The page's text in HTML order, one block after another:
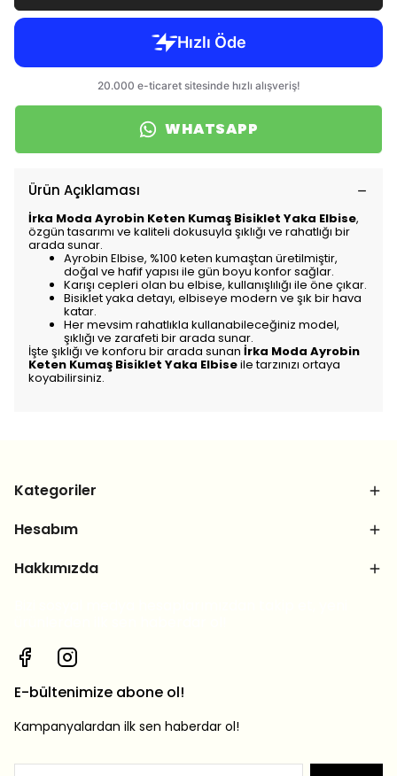
WHATSAPP
Ürün Açıklaması
İrka Moda Ayrobin Keten Kumaş Bisiklet Yaka Elbise,
özgün tasarımı ve kaliteli dokusuyla şıklığı ve rahatlığı bir
arada sunar.
Ayrobin Elbise, %100 keten kumaştan üretilmiştir,
doğal ve hafif yapısı ile gün boyu konfor sağlar.
Karışı cepleri olan bu elbise, kullanışlılığı ile öne çıkar.
Bisiklet yaka detayı, elbiseye modern ve şık bir hava
katar.
Her mevsim rahatlıkla kullanabileceğiniz model,
şıklığı ve zarafeti bir arada sunar.
İşte şıklığı ve konforu bir arada sunan İrka Moda Ayrobin
Keten Kumaş Bisiklet Yaka Elbiseile tarzınızı ortaya
koyabilirsiniz.
Kategoriler
Hesabım
Hakkımızda
E-bültenimize abone ol!
Kampanyalardan ilk sen haberdar ol!